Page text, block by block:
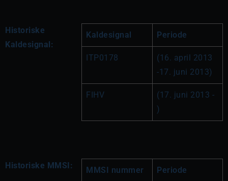
Historiske
Kaldesignal:
Kaldesignal Periode
ITP0178
(16. april 2013
-17. juni 2013)
FIHV
(17. juni 2013 -
)
Historiske MMSI: MMSI nummer Periode